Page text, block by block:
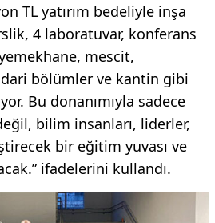
TL yatırım bedeliyle inşa
4 laboratuvar, konferans
mescit,
bölümler ve kantin gibi
Bu donanımıyla sadece
bilim insanları, liderler,
bir eğitim yuvası ve
ifadelerini kullandı.